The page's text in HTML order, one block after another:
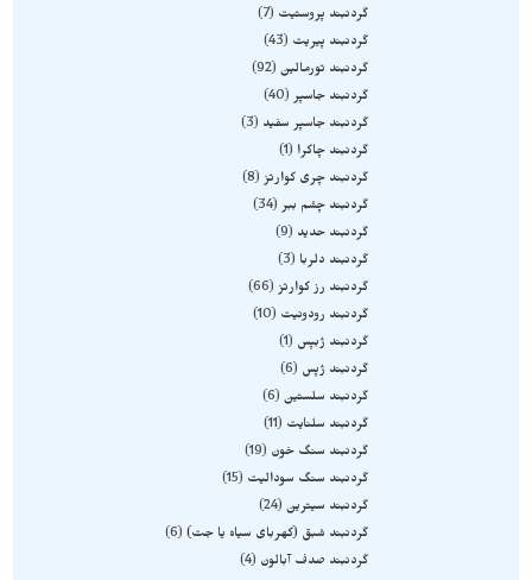
گردنبند پروستیت
7
گردنبند پیریت
43
گردنبند تورمالین 92
گردنبند جاسپر
40
گردنبند جاسپر سفید
3
گردنبند چاکرا
1
گردنبند چری کوارتز
8
گردنبند چشم ببر
34
گردنبند حدید
9
گردنبند دلربا
3
گردنبند رز کوارتز
66
گردنبند رودونیت
10
گردنبند ژبپس
1
گردنبند ژپس
6
گردنبند سلستین 6
گردنبند سلنایت
11
گردنبند سنگ خون
19
گردنبند سنگ سودالیت
15
گردنبند سیترین 24
گردنبند شبق (کهربای سیاه یا جت) 6
گردنبند صدف آبالون
4